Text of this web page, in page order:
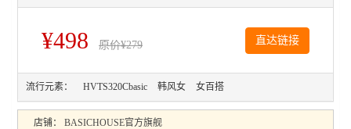
¥498 原价¥279 直达链接
流行元素： HVTS320Cbasic 韩风女 女百搭
店铺： BASICHOUSE官方旗舰